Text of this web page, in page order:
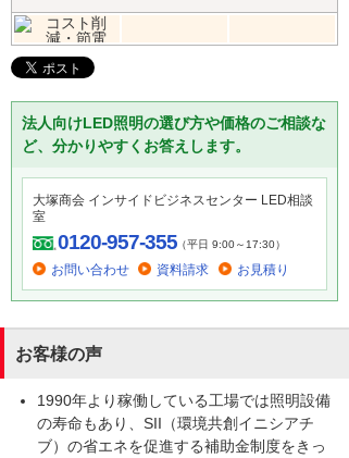
法人向けLED照明の選び方や価格のご相談な
ど、分かりやすくお答えします。
大塚商会 インサイドビジネスセンター LED相談
室
0120-957-355（平日 9:00～17:30）
お問い合わせ 資料請求 お見積り
お客様の声
1990年より稼働している工場では照明設備
の寿命もあり、SII（環境共創イニシアチ
ブ）の省エネを促進する補助金制度をきっ